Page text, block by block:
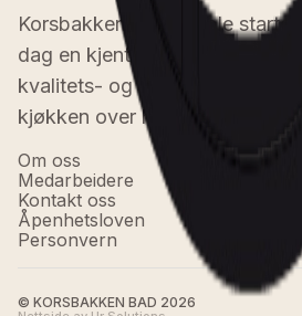
Korsbakken Bad AS ble
dag en kjent norsk, familieeid
kvalitets- og designprodukter
kjøkken over hele Norge.
Om oss
Medarbeidere
Kontakt oss
Åpenhetsloven
Personvern
© KORSBAKKEN BAD 2026